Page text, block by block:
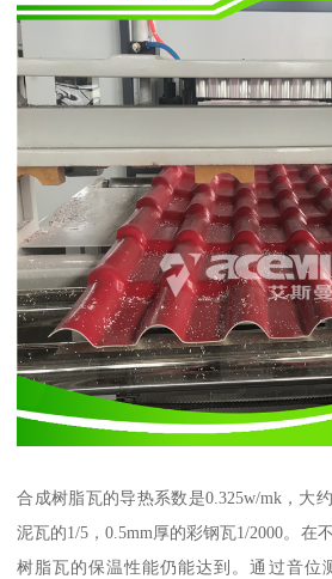
合成树脂瓦的导热系数是0.325w/mk，大
泥瓦的1/5，0.5mm厚的彩钢瓦1/2000。在
树脂瓦的保温性能仍能达到。通过音位